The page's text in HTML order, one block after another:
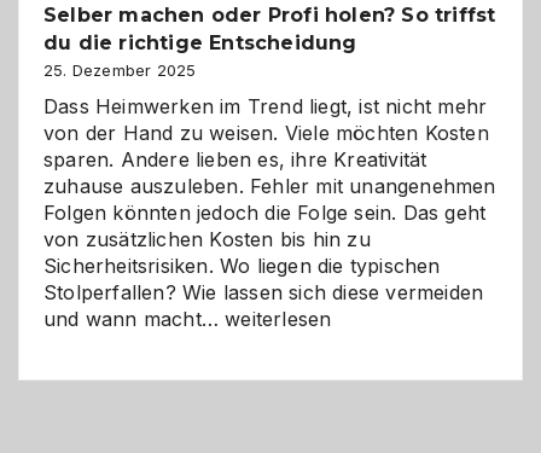
Herausforderungen
und
Zukunft
Selber machen oder Profi holen? So triffst
du die richtige Entscheidung
25. Dezember 2025
Dass Heimwerken im Trend liegt, ist nicht mehr
von der Hand zu weisen. Viele möchten Kosten
sparen. Andere lieben es, ihre Kreativität
zuhause auszuleben. Fehler mit unangenehmen
Folgen könnten jedoch die Folge sein. Das geht
von zusätzlichen Kosten bis hin zu
Sicherheitsrisiken. Wo liegen die typischen
Stolperfallen? Wie lassen sich diese vermeiden
und wann macht…Selber
weiterlesen